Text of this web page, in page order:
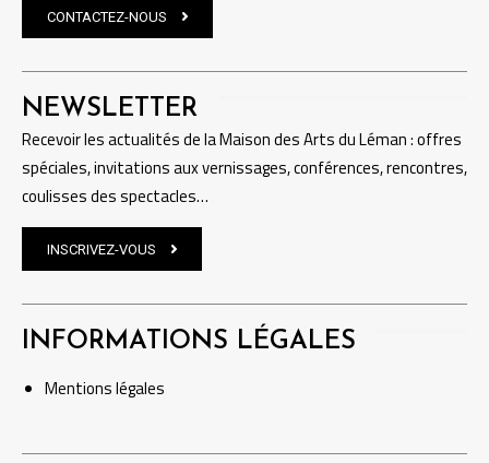
CONTACTEZ-NOUS
NEWSLETTER
Recevoir les actualités de la Maison des Arts du Léman : offres
spéciales, invitations aux vernissages, conférences, rencontres,
coulisses des spectacles…
INSCRIVEZ-VOUS
INFORMATIONS LÉGALES
Mentionslégales